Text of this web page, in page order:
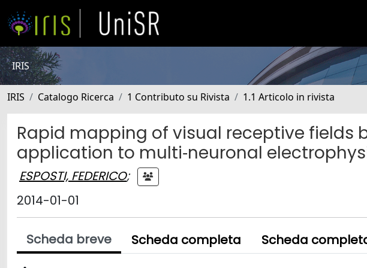
IRIS
IRIS Catalogo Ricerca 1 Contributo su Rivista 1.1 Articolo in rivista
Rapid mapping of visual receptive fields
application to multi‐neuronal
ESPOSTI, FEDERICO;
2014-01-01
Scheda breve Scheda completa Scheda